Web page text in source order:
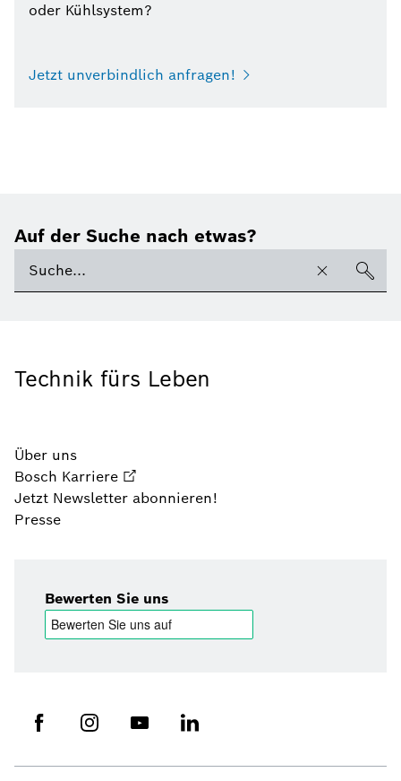
oder Kühlsystem?
Jetzt unverbindlich anfragen!
Auf der Suche nach etwas?
Technik fürs Leben
Über uns
Bosch Karriere
Jetzt Newsletter abonnieren!
Presse
Bewerten Sie uns